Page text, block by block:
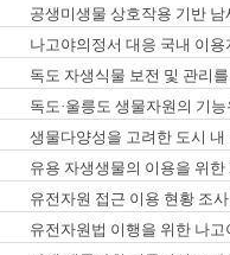
공생미생물 상호작용 기반
도)
나고야의정서 대응 국내 이
독도 자생식물 보전 및 관리
독도·울릉도 생물자원의 기
생물다양성을 고려한 도시
유용 자생생물의 이용을 위
유전자원 접근 이용 현황 조
유전자원법 이행을 위한 나
년)